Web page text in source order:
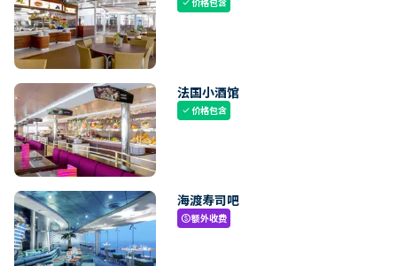
check
法国小酒馆
check价格包含
海渡寿司吧
paid额外收费